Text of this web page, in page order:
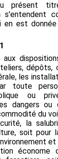
présent
s'entendent
en est
aux
dépôts,
les
toute
ou
dangers ou
du
la
soit pour
économe